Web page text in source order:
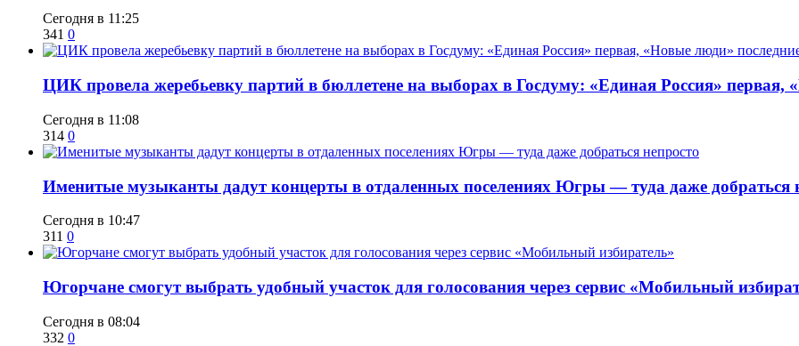
Сегодня в 11:25
341 0
ЦИК провела жеребьевку партий в бюллетене на выборах в Госдуму: «Единая Россия» первая,
Сегодня в 11:08
314 0
Именитые музыканты дадут концерты в отдаленных поселениях Югры — туда даже добраться
Сегодня в 10:47
311 0
Югорчане смогут выбрать удобный участок для голосования через сервис «Мобильный
Сегодня в 08:04
332 0